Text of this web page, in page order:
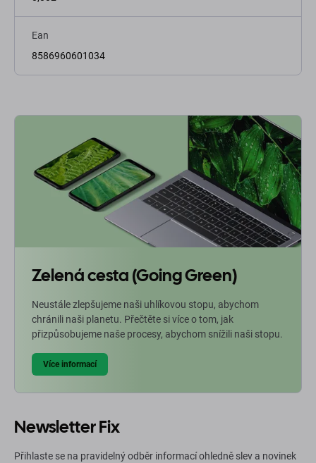
Ean
8586960601034
Zelená cesta (Going Green)
Neustále zlepšujeme naši uhlíkovou stopu, abychom
chránili naši planetu. Přečtěte si více o tom, jak
přizpůsobujeme naše procesy, abychom snížili naši stopu.
Více informací
Newsletter Fix
Přihlaste se na pravidelný odběr informací ohledně slev a novinek